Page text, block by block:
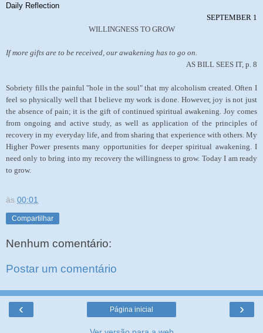
Daily Reflection
SEPTEMBER 1
WILLINGNESS TO GROW
If more gifts are to be received, our awakening has to go on.
AS BILL SEES IT, p. 8
Sobriety fills the painful "hole in the soul" that my alcoholism created. Often I
feel so physically well that I believe my work is done. However, joy is not just
the absence of pain; it is the gift of continued spiritual awakening. Joy comes
from ongoing and active study, as well as application of the principles of
recovery in my everyday life, and from sharing that experience with others. My
Higher Power presents many opportunities for deeper spiritual awakening. I
need only to bring into my recovery the willingness to grow. Today I am ready
to grow.
às 00:01
Compartilhar
Nenhum comentário:
Postar um comentário
‹ ›
Página inicial